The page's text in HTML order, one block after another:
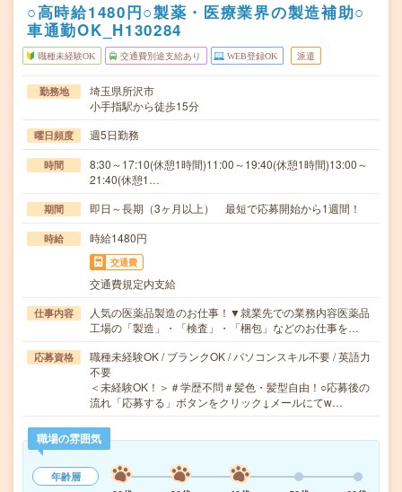
○高時給1480円○製薬・医療業界の製造補助○
車通勤OK_H130284
職種未経験OK 交通費別途支給あり WEB登録OK 派遣
勤務地
埼玉県所沢市
小手指駅から徒歩15分
曜日頻度 週5日勤務
時間
8:30～17:10(休憩1時間)11:00～19:40(休憩1時間)13:00～
21:40(休憩1…
期間 即日～長期（3ヶ月以上） 最短で応募開始から1週間！
時給 時給1480円
交通費
交通費規定内支給
仕事内容
人気の医薬品製造のお仕事！▼就業先での業務内容医薬品
工場の「製造」・「検査」・「梱包」などのお仕事を…
応募資格
職種未経験OK / ブランクOK / パソコンスキル不要 / 英語力
不要
＜未経験OK！＞＃学歴不問＃髪色・髪型自由！○応募後の
流れ「応募する」ボタンをクリック↓メールにてw…
職場の雰囲気
年齢層